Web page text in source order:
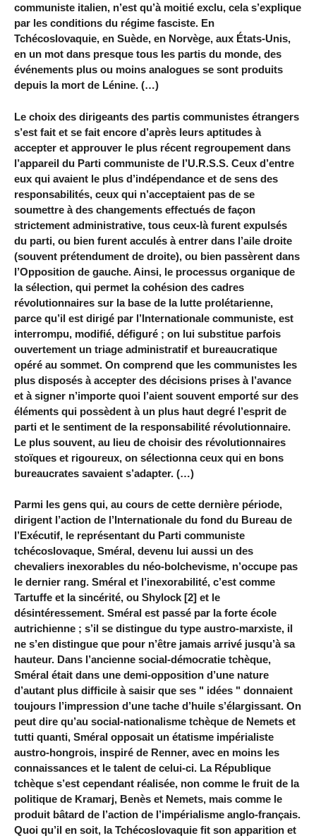
communiste italien, n’est qu’à moitié exclu, cela s’explique
par les conditions du régime fasciste. En
Tchécoslovaquie, en Suède, en Norvège, aux États-Unis,
en un mot dans presque tous les partis du monde, des
événements plus ou moins analogues se sont produits
depuis la mort de Lénine. (…)
Le choix des dirigeants des partis communistes étrangers
s’est fait et se fait encore d’après leurs aptitudes à
accepter et approuver le plus récent regroupement dans
l’appareil du Parti communiste de l’U.R.S.S. Ceux d’entre
eux qui avaient le plus d’indépendance et de sens des
responsabilités, ceux qui n’acceptaient pas de se
soumettre à des changements effectués de façon
strictement administrative, tous ceux-là furent expulsés
du parti, ou bien furent acculés à entrer dans l’aile droite
(souvent prétendument de droite), ou bien passèrent dans
l’Opposition de gauche. Ainsi, le processus organique de
la sélection, qui permet la cohésion des cadres
révolutionnaires sur la base de la lutte prolétarienne,
parce qu’il est dirigé par l’Internationale communiste, est
interrompu, modifié, défiguré ; on lui substitue parfois
ouvertement un triage administratif et bureaucratique
opéré au sommet. On comprend que les communistes les
plus disposés à accepter des décisions prises à l’avance
et à signer n’importe quoi l’aient souvent emporté sur des
éléments qui possèdent à un plus haut degré l’esprit de
parti et le sentiment de la responsabilité révolutionnaire.
Le plus souvent, au lieu de choisir des révolutionnaires
stoïques et rigoureux, on sélectionna ceux qui en bons
bureaucrates savaient s’adapter. (…)
Parmi les gens qui, au cours de cette dernière période,
dirigent l’action de l’Internationale du fond du Bureau de
l’Exécutif, le représentant du Parti communiste
tchécoslovaque, Sméral, devenu lui aussi un des
chevaliers inexorables du néo-bolchevisme, n’occupe pas
le dernier rang. Sméral et l’inexorabilité, c’est comme
Tartuffe et la sincérité, ou Shylock [2] et le
désintéressement. Sméral est passé par la forte école
autrichienne ; s’il se distingue du type austro-marxiste, il
ne s’en distingue que pour n’être jamais arrivé jusqu’à sa
hauteur. Dans l’ancienne social-démocratie tchèque,
Sméral était dans une demi-opposition d’une nature
d’autant plus difficile à saisir que ses " idées " donnaient
toujours l’impression d’une tache d’huile s’élargissant. On
peut dire qu’au social-nationalisme tchèque de Nemets et
tutti quanti, Sméral opposait un étatisme impérialiste
austro-hongrois, inspiré de Renner, avec en moins les
connaissances et le talent de celui-ci. La République
tchèque s’est cependant réalisée, non comme le fruit de la
politique de Kramarj, Benès et Nemets, mais comme le
produit bâtard de l’action de l’impérialisme anglo-français.
Quoi qu’il en soit, la Tchécoslovaquie fit son apparition et